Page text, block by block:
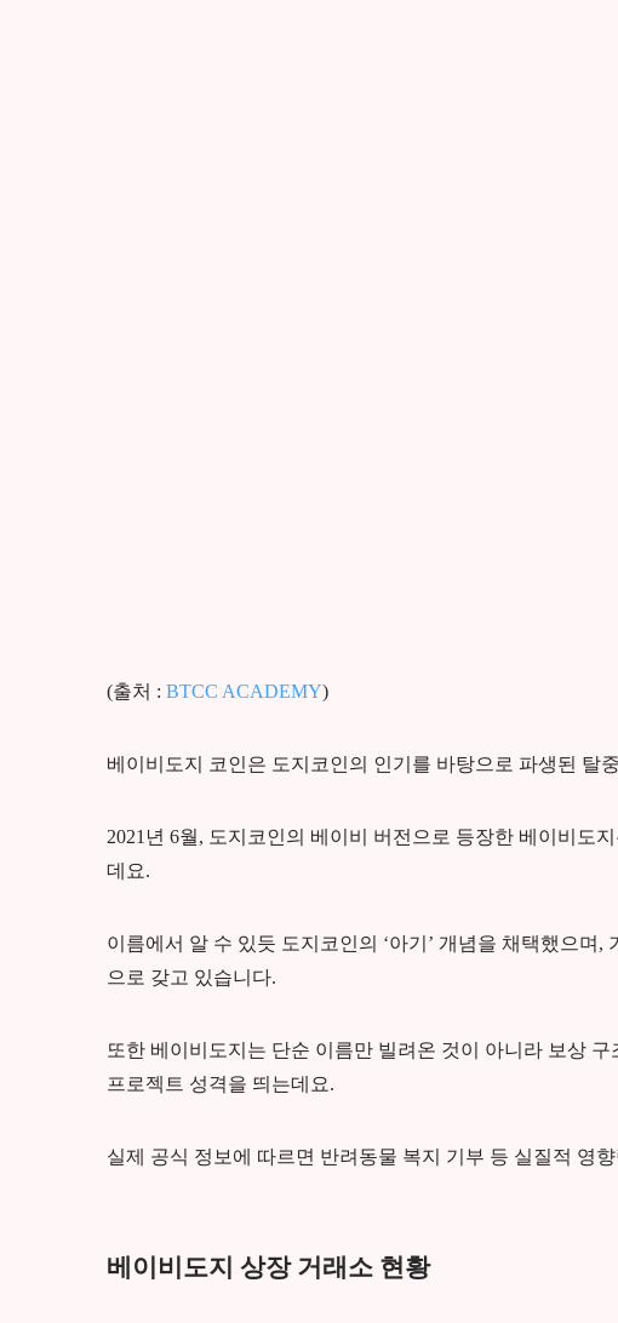
(출처 : BTCC ACADEMY)
베이비도지 코인은 도지코인의 인기를 바탕으로 파생된 탈
2021년 6월, 도지코인의 베이비 버전으로 등장한 베이비도
데요.
이름에서 알 수 있듯 도지코인의 ‘아기’ 개념을 채택했으며
으로 갖고 있습니다.
또한 베이비도지는 단순 이름만 빌려온 것이 아니라 보상
프로젝트 성격을 띄는데요.
실제 공식 정보에 따르면 반려동물 복지 기부 등 실질적 영
베이비도지 상장 거래소 현황